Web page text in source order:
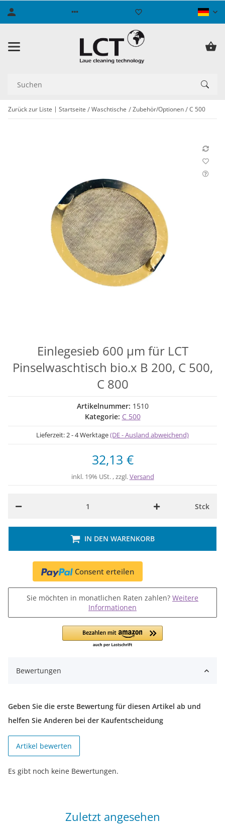
Zurück zur Liste Startseite Waschtische Zubehör/Optionen C 500
Einlegesieb 600 µm für LCT
Pinselwaschtisch bio.x B 200, C 500,
C 800
Artikelnummer: 1510
Kategorie: C 500
Lieferzeit:2 - 4 Werktage(DE - Ausland abweichend)
32,13 €
inkl. 19% USt. , zzgl.Versand
Stck
IN DEN WARENKORB
Consent erteilen
Sie möchten in monatlichen Raten zahlen? Weitere
Informationen
Bewertungen
Geben Sie die erste Bewertung für diesen Artikel ab und
helfen Sie Anderen bei der Kaufentscheidung
Artikel bewerten
Es gibt noch keine Bewertungen.
Zuletzt angesehen